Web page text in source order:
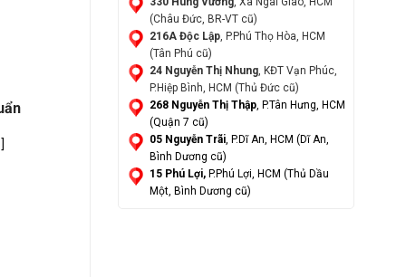
(Châu Đức, BR-VT cũ)
216A Độc Lập, P.Phú Thọ Hòa, HCM
(Tân Phú cũ)
24 Nguyễn Thị Nhung, KĐT Vạn Phúc,
P.Hiệp Bình, HCM (Thủ Đức cũ)
268 Nguyễn Thị Thập, P.Tân Hưng, HCM
(Quận 7 cũ)
05 Nguyễn Trãi, P.Dĩ An, HCM (Dĩ An,
Bình Dương cũ)
15 Phú Lợi, P.Phú Lợi, HCM (Thủ Dầu
Một, Bình Dương cũ)